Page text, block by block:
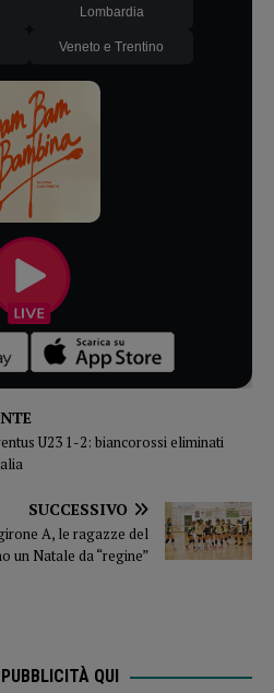
Lombardia
Veneto e Trentino
U23 1-2: biancorossi eliminati
SUCCESSIVO
A, le ragazze del
un Natale da “regine”
QUI